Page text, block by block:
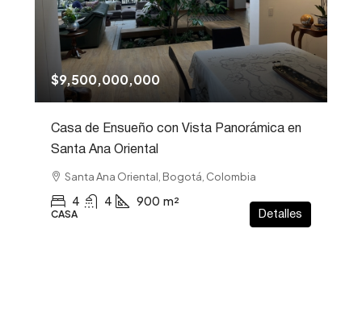
$9,500,000,000
Casa de Ensueño con Vista Panorámica en
Santa Ana Oriental
Santa Ana Oriental, Bogotá, Colombia
4 4 900 m²
CASA Detalles